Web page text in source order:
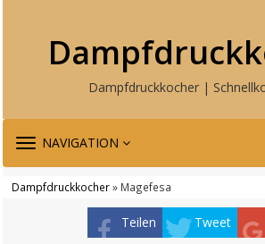
Dampfdruckkocher |
TOGGLE
NAVIGATION
Dampfdruckkocher» Magefesa
Teilen Tweet